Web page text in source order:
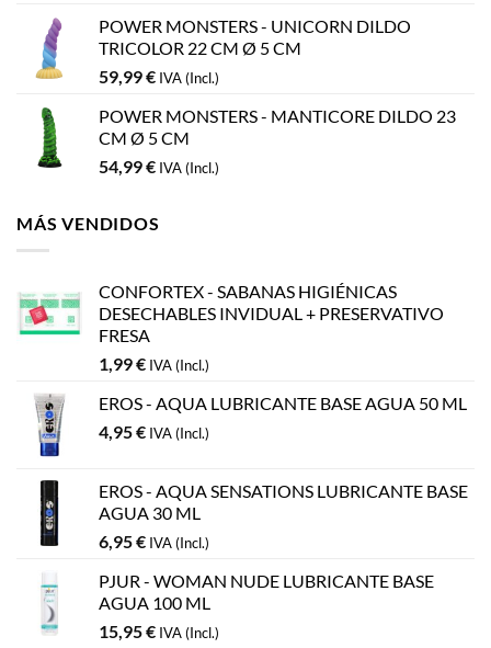
POWER MONSTERS - UNICORN DILDO
TRICOLOR 22 CM Ø 5 CM
59,99€ IVA (Incl.)
POWER MONSTERS - MANTICORE DILDO 23
CM Ø 5 CM
54,99€ IVA (Incl.)
MÁS VENDIDOS
CONFORTEX - SABANAS HIGIÉNICAS
DESECHABLES INVIDUAL + PRESERVATIVO
FRESA
1,99€ IVA (Incl.)
EROS - AQUA LUBRICANTE BASE AGUA 50 ML
4,95€ IVA (Incl.)
EROS - AQUA SENSATIONS LUBRICANTE BASE
AGUA 30 ML
6,95€ IVA (Incl.)
PJUR - WOMAN NUDE LUBRICANTE BASE
AGUA 100 ML
15,95€ IVA (Incl.)